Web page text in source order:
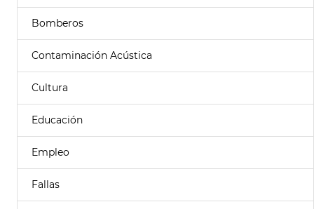
Bomberos
Contaminación Acústica
Cultura
Educación
Empleo
Fallas